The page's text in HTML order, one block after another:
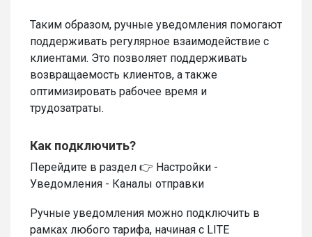
Таким образом, ручные уведомления помогают
поддерживать регулярное взаимодействие с
клиентами. Это позволяет поддерживать
возвращаемость клиентов, а также
оптимизировать рабочее время и
трудозатраты.
Как подключить?
Перейдите в раздел 👉 Настройки -
Уведомления - Каналы отправки
Ручные уведомления можно подключить в
рамках любого тарифа, начиная с LITE